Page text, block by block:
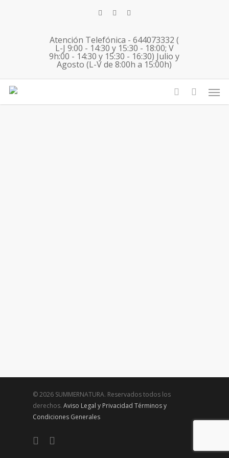
twitterfacebookinstagram
Atención Telefónica - 644073332 (
L-J 9:00 - 14:30 y 15:30 - 18:00; V
9h:00 - 14:30 y 15:30 - 16:30) Julio y
Agosto (L-V de 8:00h a 15:00h)
account
Inmersiones de inglés en el Colegio
© 2026 SUMMERNATURA. Reservados todos los
derechos. Aviso Legal y Privacidad Términos y
Condiciones Generales
twitter facebook